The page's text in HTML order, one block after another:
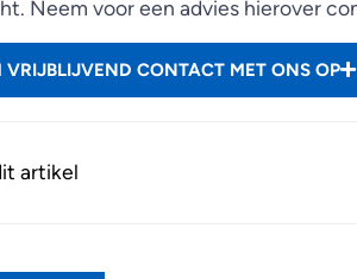
Neem voor een advies hierover
VRIJBLIJVEND CONTACT MET ONS OP
artikel